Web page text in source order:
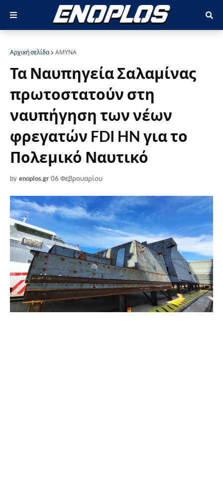
Αρχική σελίδα ΑΜΥΝΑ
Τα Ναυπηγεία Σαλαμίνας
πρωτοστατούν στη
ναυπήγηση των νέων
φρεγατών FDI HN για το
Πολεμικό Ναυτικό
by enoplos.gr 06 Φεβρουαρίου